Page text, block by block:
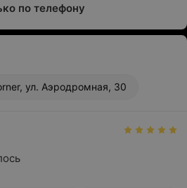
по телефону
ул. Аэродромная, 30